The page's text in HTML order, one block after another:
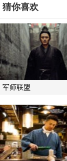
猜你喜欢
军师联盟